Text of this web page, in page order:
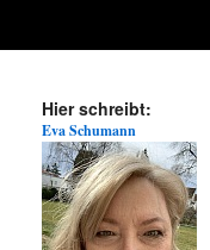
Hier schreibt:
Eva Schumann